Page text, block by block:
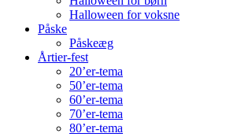
Halloween for voksne
Påske
Påskeæg
Årtier-fest
20’er-tema
50’er-tema
60’er-tema
70’er-tema
80’er-tema